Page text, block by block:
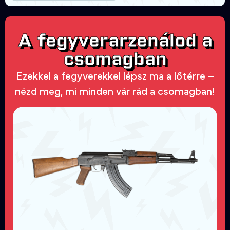
A fegyverarzenálod a
csomagban
Ezekkel a fegyverekkel lépsz ma a lőtérre –
nézd meg, mi minden vár rád a csomagban!